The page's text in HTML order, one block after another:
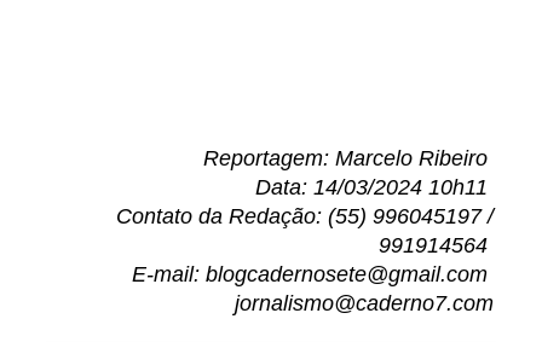
Reportagem: Marcelo Ribeiro
Data: 14/03/2024 10h11
Contato da Redação: (55) 996045197 /
991914564
E-mail: blogcadernosete@gmail.com
jornalismo@caderno7.com